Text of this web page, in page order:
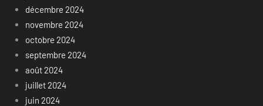
décembre 2024
novembre 2024
octobre 2024
septembre 2024
août 2024
juillet 2024
juin 2024